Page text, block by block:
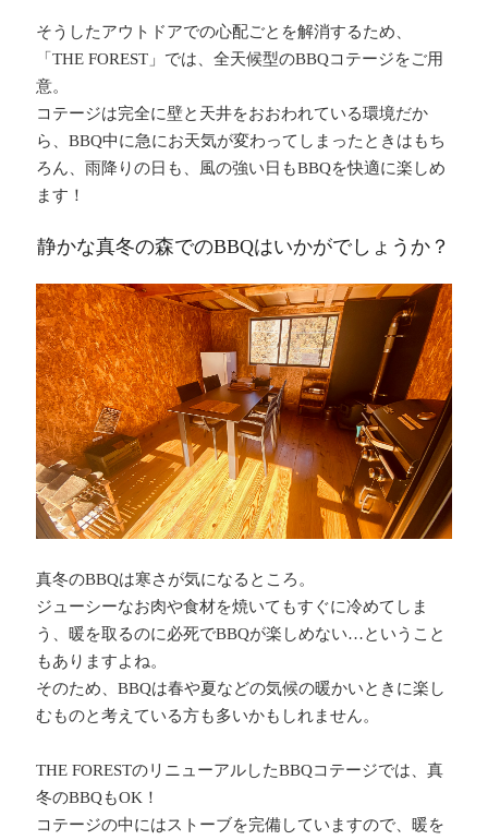
そうしたアウトドアでの心配ごとを解消するため、
「THE FOREST」では、全天候型のBBQコテージをご用
意。
コテージは完全に壁と天井をおおわれている環境だか
ら、BBQ中に急にお天気が変わってしまったときはもち
ろん、雨降りの日も、風の強い日もBBQを快適に楽しめ
ます！
静かな真冬の森でのBBQはいかがでしょうか？
真冬のBBQは寒さが気になるところ。
ジューシーなお肉や食材を焼いてもすぐに冷めてしま
う、暖を取るのに必死でBBQが楽しめない…ということ
もありますよね。
そのため、BBQは春や夏などの気候の暖かいときに楽し
むものと考えている方も多いかもしれません。
THE FORESTのリニューアルしたBBQコテージでは、真
冬のBBQもOK！
コテージの中にはストーブを完備していますので、暖を